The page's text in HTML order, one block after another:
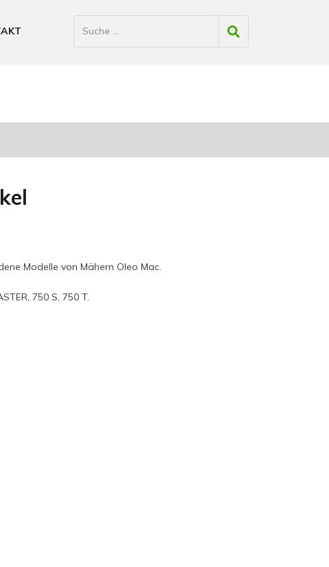
Modelle von Mähern Oleo Mac.
750 S, 750 T.